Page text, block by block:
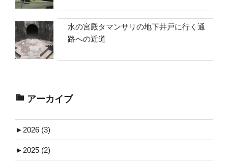
水の宮殿タマンサリの地下井戸に行く通
路への近道
アーカイブ
► 2026 (3)
► 2025 (2)